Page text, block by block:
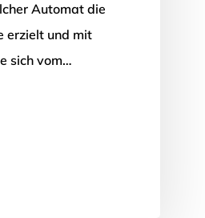
Automat die
erzielt und mit
sich vom…